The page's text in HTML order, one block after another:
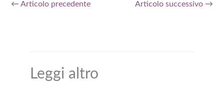
← Articolo precedente Articolo successivo →
Leggi altro